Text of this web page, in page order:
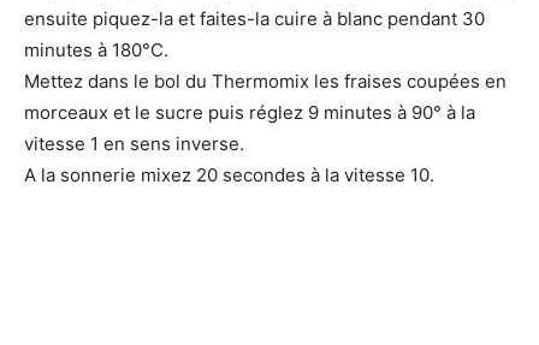
ensuite piquez-la et faites-la cuire à blanc pendant 30
minutes à 180°C.
Mettez dans le bol du Thermomix les fraises coupées en
morceaux et le sucre puis réglez 9 minutes à 90° à la
vitesse 1 en sens inverse.
A la sonnerie mixez 20 secondes à la vitesse 10.